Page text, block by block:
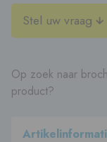
Stel uw vraag
Op zoek naar
product?